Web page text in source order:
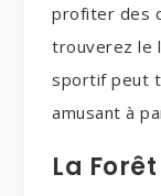
profiter des
trouverez le
sportif peut
amusant à
La Forêt